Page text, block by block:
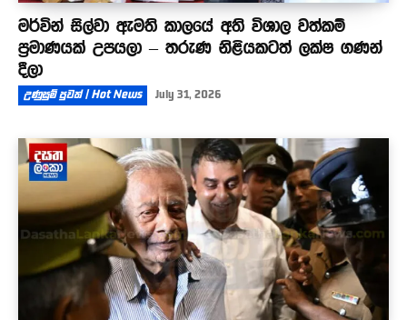
මර්වින් සිල්වා ඇමති කාලයේ අති විශාල වත්කම්
ප්‍රමාණයක් උපයලා – තරුණ නිළියකටත් ලක්ෂ ගණන්
දීලා
උණුසුම් පුවත් | Hot News July 31, 2026